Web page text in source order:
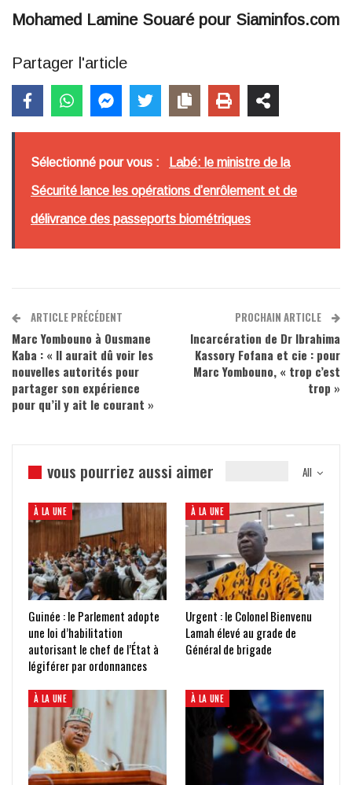
Mohamed Lamine Souaré pour Siaminfos.com
Partager l'article
Sélectionné pour vous : Labé: le ministre de la
Sécurité lance les opérations d’enrôlement et de
délivrance des passeports biométriques
ARTICLE PRÉCÉDENT
Marc Yombouno à Ousmane
Kaba : « Il aurait dû voir les
nouvelles autorités pour
partager son expérience
pour qu’il y ait le courant »
PROCHAIN ARTICLE
Incarcération de Dr Ibrahima
Kassory Fofana et cie : pour
Marc Yombouno, « trop c’est
trop »
All
vous pourriez aussi aimer
À LA UNE
Guinée : le Parlement adopte
une loi d’habilitation
autorisant le chef de l’État à
légiférer par ordonnances
À LA UNE
Urgent : le Colonel Bienvenu
Lamah élevé au grade de
Général de brigade
À LA UNE À LA UNE